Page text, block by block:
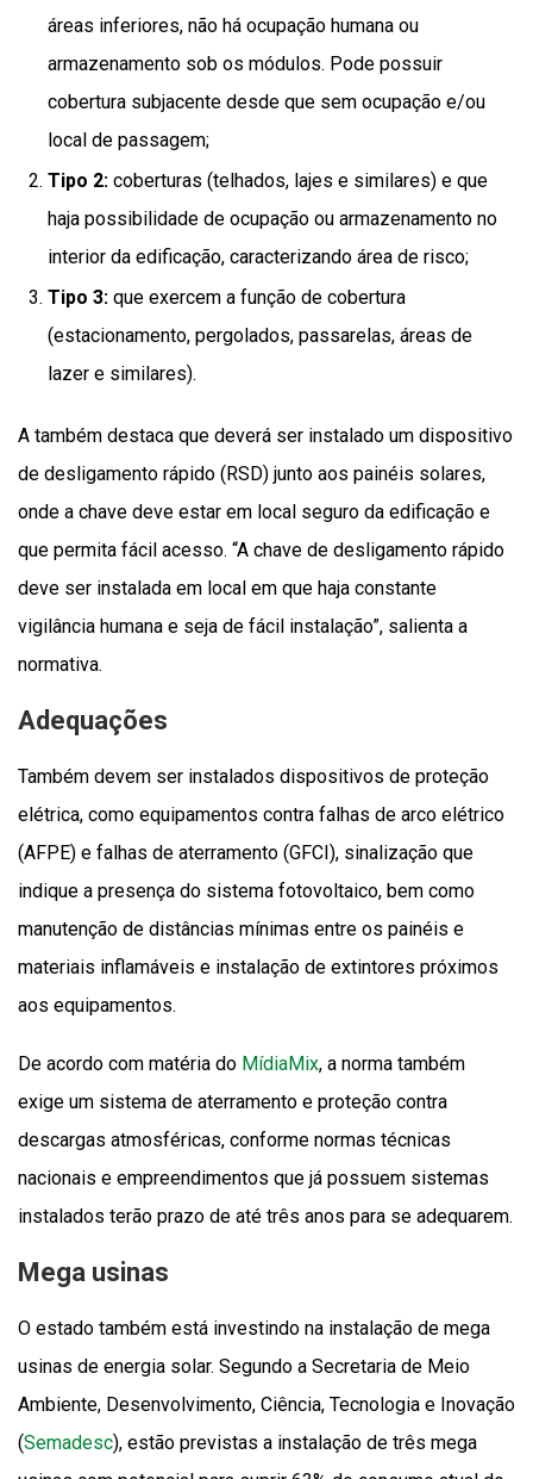
áreas inferiores, não há ocupação humana ou
armazenamento sob os módulos. Pode possuir
cobertura subjacente desde que sem ocupação e/ou
local de passagem;
Tipo 2: coberturas (telhados, lajes e similares) e que
haja possibilidade de ocupação ou armazenamento no
interior da edificação, caracterizando área de risco;
Tipo 3: que exercem a função de cobertura
(estacionamento, pergolados, passarelas, áreas de
lazer e similares).
A também destaca que deverá ser instalado um dispositivo
de desligamento rápido (RSD) junto aos painéis solares,
onde a chave deve estar em local seguro da edificação e
que permita fácil acesso. “A chave de desligamento rápido
deve ser instalada em local em que haja constante
vigilância humana e seja de fácil instalação”, salienta a
normativa.
Adequações
Também devem ser instalados dispositivos de proteção
elétrica, como equipamentos contra falhas de arco elétrico
(AFPE) e falhas de aterramento (GFCI), sinalização que
indique a presença do sistema fotovoltaico, bem como
manutenção de distâncias mínimas entre os painéis e
materiais inflamáveis e instalação de extintores próximos
aos equipamentos.
De acordo com matéria do MídiaMix, a norma também
exige um sistema de aterramento e proteção contra
descargas atmosféricas, conforme normas técnicas
nacionais e empreendimentos que já possuem sistemas
instalados terão prazo de até três anos para se adequarem.
Mega usinas
O estado também está investindo na instalação de mega
usinas de energia solar. Segundo a Secretaria de Meio
Ambiente, Desenvolvimento, Ciência, Tecnologia e Inovação
(Semadesc), estão previstas a instalação de três mega